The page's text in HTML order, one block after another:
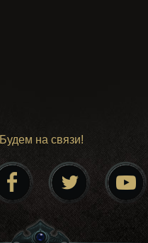
Будем на связи!